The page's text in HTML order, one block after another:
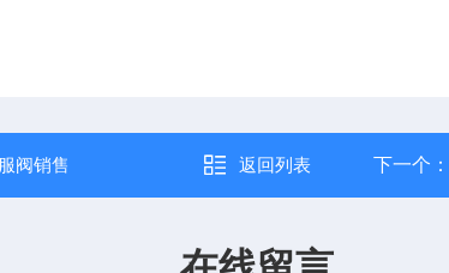
阀销售 返回列表 下一个：